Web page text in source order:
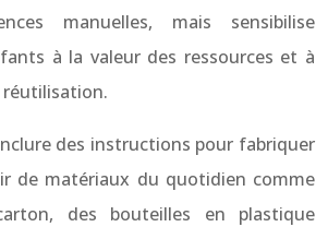
manuelles, mais sensibilise
à la valeur des ressources et à
réutilisation.
des instructions pour fabriquer
de matériaux du quotidien comme
des bouteilles en plastique